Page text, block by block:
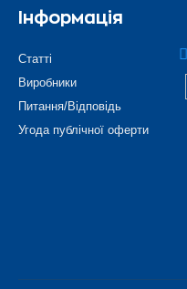
Інформація
Статті
Виробники
Питання/Відповідь
Угода публічної оферти